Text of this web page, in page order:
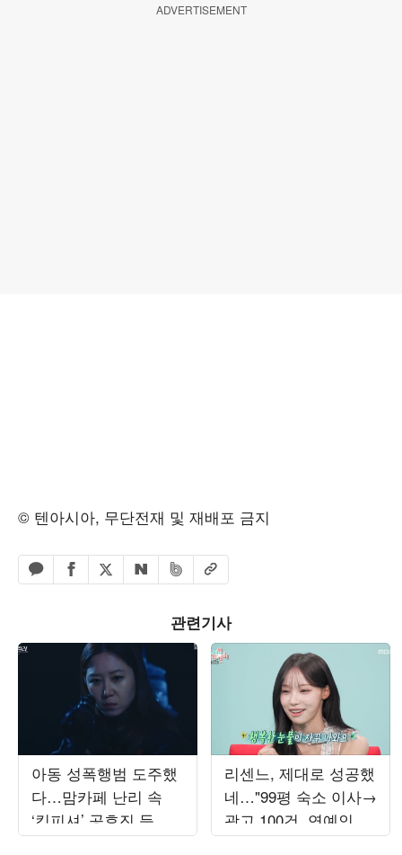
ADVERTISEMENT
© 텐아시아, 무단전재 및 재배포 금지
카카오톡 공유하기
페이스북 공유하기
엑스 공유하기
네이버 공유하기
밴드 공유하기
URL복사
관련기사
아동 성폭행범 도주했
다…맘카페 난리 속
‘킹피셔’ 공효진 등판
(‘유부녀 킬러’)
리센느, 제대로 성공했
네…"99평 숙소 이사→
광고 100건, 연예인병
경계" ('전참시')